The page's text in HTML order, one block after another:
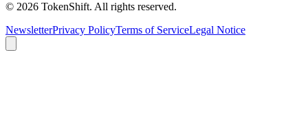
© 2026 TokenShift. All rights reserved.
NewsletterPrivacy PolicyTerms of ServiceLegal Notice